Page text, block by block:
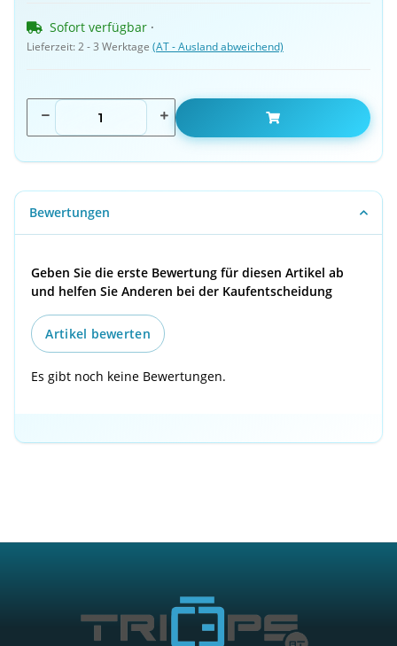
Sofort verfügbar ·
Lieferzeit:2 - 3 Werktage (AT - Ausland abweichend)
Bewertungen
Geben Sie die erste Bewertung für diesen Artikel ab
und helfen Sie Anderen bei der Kaufentscheidung
Artikel bewerten
Es gibt noch keine Bewertungen.